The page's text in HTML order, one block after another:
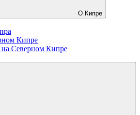
О Кипре
Кипре
Северном Кипре